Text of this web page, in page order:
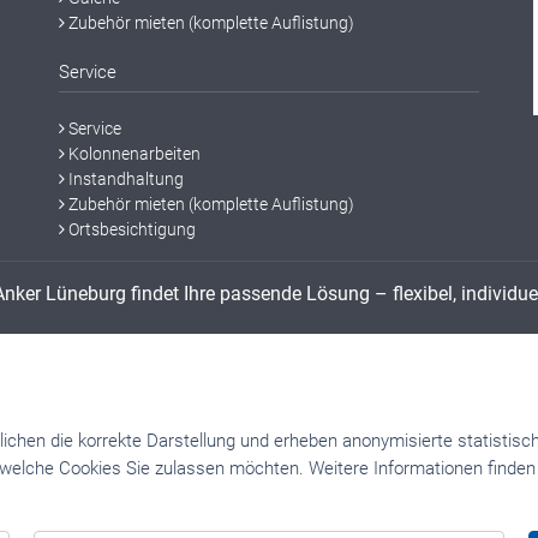
Zubehör mieten (komplette Auflistung)
Service
Service
Kolonnenarbeiten
Instandhaltung
Zubehör mieten (komplette Auflistung)
Ortsbesichtigung
Lüneburg findet Ihre passende Lösung – flexibel,
z. B. spezialgefertigte Gabelhubwagen, Hoch‑/Niederhubwagen, Elektro‑
Barendorf, Deutsch Evern, Melbeck, Embsen, Handorf, Brietlingen,
Geesthacht, Lauenburg / Elbe, Seevetal, Buchholz in der Nordheide,
Mit individueller Beratung, flexibler Beschaffung und
die korrekte Darstellung und erheben anonymisierte
Cookies Sie zulassen möchten. Weitere Informationen